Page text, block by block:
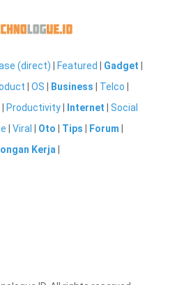
(direct) Featured Gadget
|OS Business Telco
Productivity Internet |Social
|Viral Oto Tips Forum
Kerja